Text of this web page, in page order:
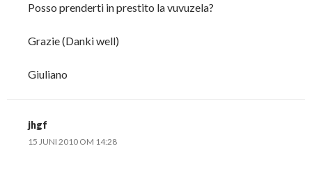
Posso prenderti in prestito la vuvuzela?
Grazie (Danki well)
Giuliano
jhgf
15 JUNI 2010 OM 14:28